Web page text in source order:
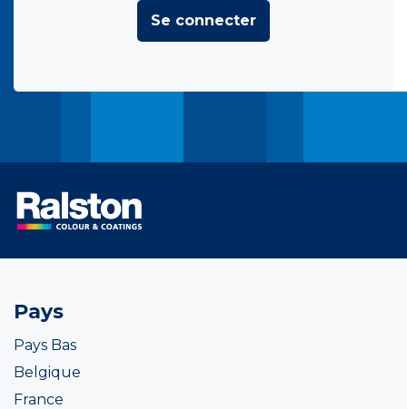
Se connecter
Pays
Pays Bas
Belgique
France